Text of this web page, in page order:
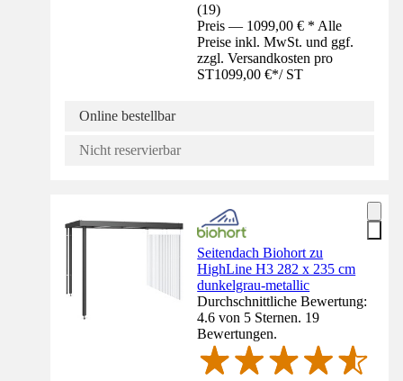
(19)
Preis — 1099,00 € * Alle
Preise inkl. MwSt. und ggf.
zzgl. Versandkosten pro
ST1099,00 €*/ ST
Online bestellbar
Nicht reservierbar
Seitendach Biohort zu
HighLine H3 282 x 235 cm
dunkelgrau-metallic
Durchschnittliche Bewertung:
4.6 von 5 Sternen. 19
Bewertungen.